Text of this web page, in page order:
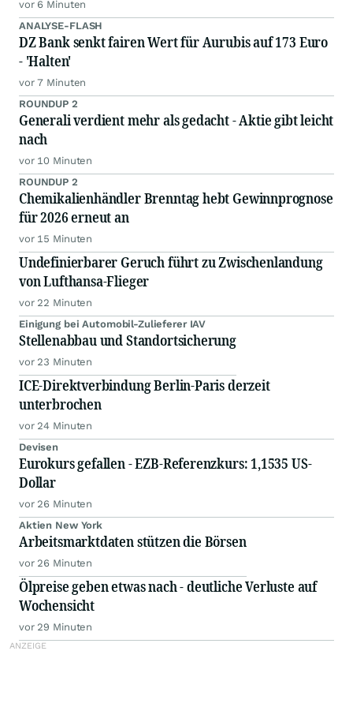
vor 6 Minuten
ANALYSE-FLASH
DZ Bank senkt fairen Wert für Aurubis auf 173 Euro
- 'Halten'
vor 7 Minuten
ROUNDUP 2
Generali verdient mehr als gedacht - Aktie gibt leicht
nach
vor 10 Minuten
ROUNDUP 2
Chemikalienhändler Brenntag hebt Gewinnprognose
für 2026 erneut an
vor 15 Minuten
Undefinierbarer Geruch führt zu Zwischenlandung
von Lufthansa-Flieger
vor 22 Minuten
Einigung bei Automobil-Zulieferer IAV
Stellenabbau und Standortsicherung
vor 23 Minuten
ICE-Direktverbindung Berlin-Paris derzeit
unterbrochen
vor 24 Minuten
Devisen
Eurokurs gefallen - EZB-Referenzkurs: 1,1535 US-
Dollar
vor 26 Minuten
Aktien New York
Arbeitsmarktdaten stützen die Börsen
vor 26 Minuten
Ölpreise geben etwas nach - deutliche Verluste auf
Wochensicht
vor 29 Minuten